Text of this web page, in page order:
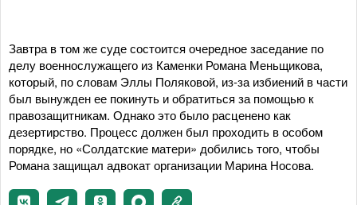
Завтра в том же суде состоится очередное заседание по
делу военнослужащего из Каменки Романа Меньщикова,
который, по словам Эллы Поляковой, из-за избиений в части
был вынужден ее покинуть и обратиться за помощью к
правозащитникам. Однако это было расценено как
дезертирство. Процесс должен был проходить в особом
порядке, но «Солдатские матери» добились того, чтобы
Романа защищал адвокат организации Марина Носова.